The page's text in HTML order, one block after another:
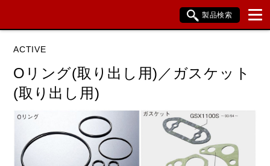
製品検索
KAWASAKI
ACTIVE
Oリング(取り出し用)／ガスケット
(取り出し用)